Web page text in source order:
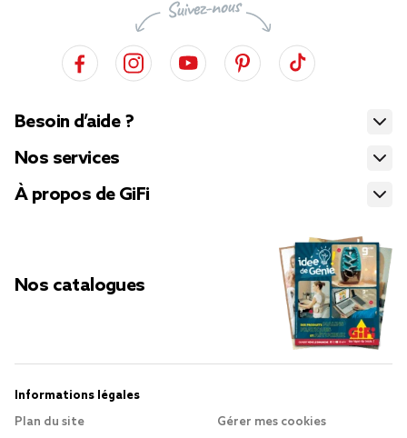
Besoin d’aide ?
Nos services
À propos de GiFi
Nos catalogues
Informations légales
Plan du site
Gérer mes cookies